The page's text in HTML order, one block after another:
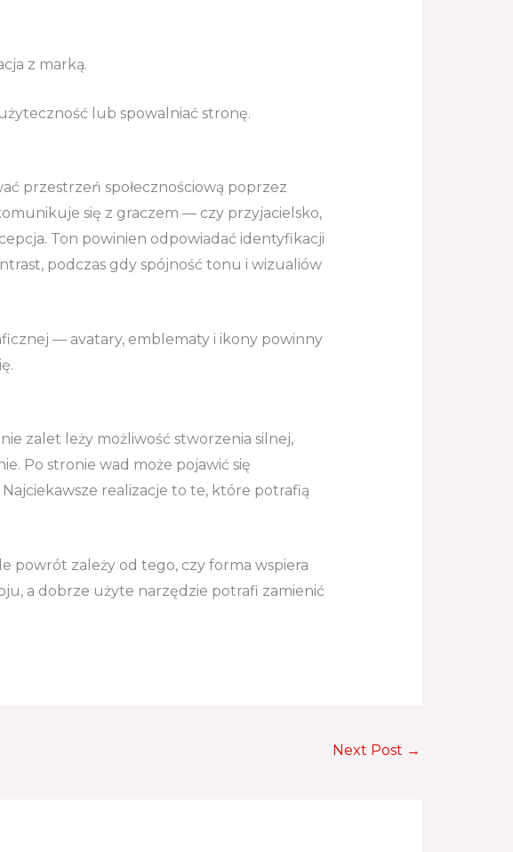
z marką.
lub spowalniać stronę.
przestrzeń społecznościową poprzez
się z graczem — czy przyjacielsko,
Ton powinien odpowiadać identyfikacji
podczas gdy spójność tonu i wizualiów
— avatary, emblematy i ikony powinny
zalet leży możliwość stworzenia silnej,
Po stronie wad może pojawić się
realizacje to te, które potrafią
powrót zależy od tego, czy forma wspiera
a dobrze użyte narzędzie potrafi zamienić
Next Post →